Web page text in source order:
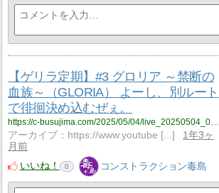
【ゲリラ定期】#3 グロリア ～禁断の
血族～（GLORIA） よーし、別ルート
で徘徊決め込むぜぇ。
https://c-busujima.com/2025/05/04/live_20250504_001/
アーカイブ：https://www.youtube [...]
1年3ヶ
月前
いいね！
0 コンストラクション毒島